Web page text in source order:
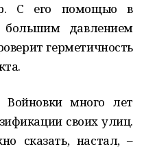
С его помощью в
большим давлением
герметичность
много лет
своих улиц.
сказать, настал, –